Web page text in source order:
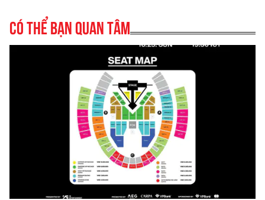
Có thể bạn quan tâm